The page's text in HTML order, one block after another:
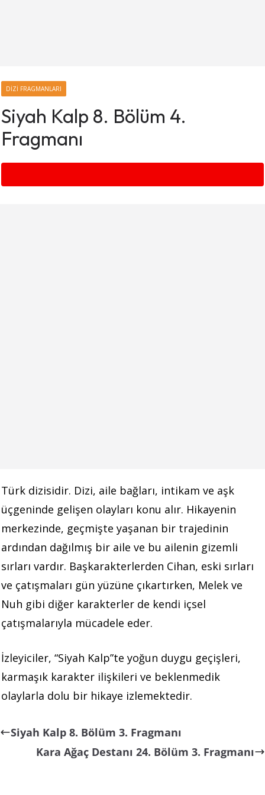
DIZI FRAGMANLARI
Siyah Kalp 8. Bölüm 4.
Fragmanı
Türk dizisidir. Dizi, aile bağları, intikam ve aşk
üçgeninde gelişen olayları konu alır. Hikayenin
merkezinde, geçmişte yaşanan bir trajedinin
ardından dağılmış bir aile ve bu ailenin gizemli
sırları vardır. Başkarakterlerden Cihan, eski sırları
ve çatışmaları gün yüzüne çıkartırken, Melek ve
Nuh gibi diğer karakterler de kendi içsel
çatışmalarıyla mücadele eder.
İzleyiciler, “Siyah Kalp”te yoğun duygu geçişleri,
karmaşık karakter ilişkileri ve beklenmedik
olaylarla dolu bir hikaye izlemektedir.
Siyah Kalp 8. Bölüm 3. Fragmanı
Kara Ağaç Destanı 24. Bölüm 3. Fragmanı